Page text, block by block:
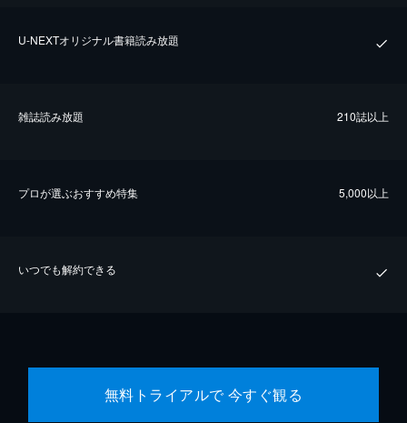
U-NEXTオリジナル書籍読み放題
雑誌読み放題 210誌以上
プロが選ぶおすすめ特集 5,000以上
いつでも解約できる
無料トライアルで 今すぐ観る